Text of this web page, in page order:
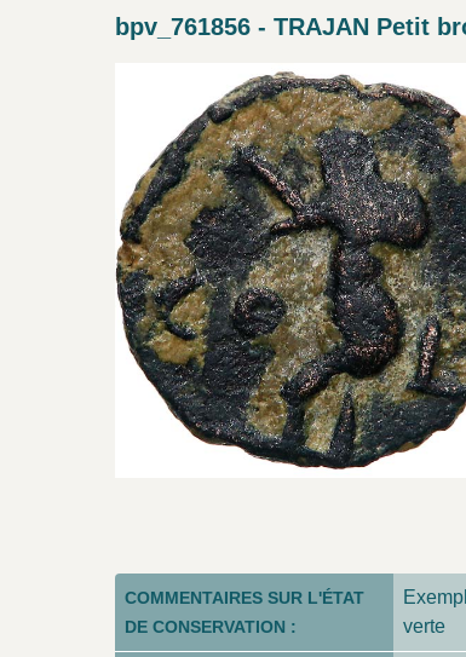
bpv_761856 - TRAJAN Petit
COMMENTAIRES SUR L'ÉTAT
DE CONSERVATION :
verte